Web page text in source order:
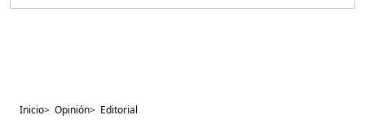
Inicio> Opinión> Editorial